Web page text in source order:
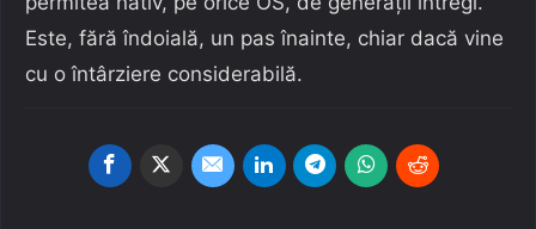
Este, fără îndoială, un pas înainte, chiar dacă vine
cu o întârziere considerabilă.